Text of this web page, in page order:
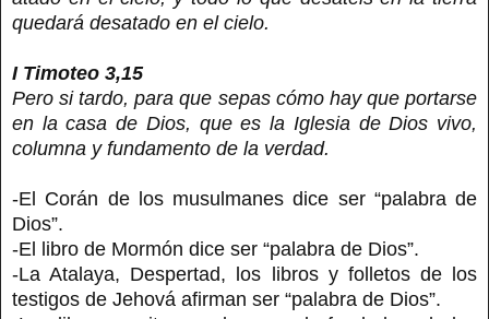
quedará desatado en el cielo.
I Timoteo 3,15
Pero si tardo, para que sepas cómo hay que portarse
en la casa de Dios, que es la Iglesia de Dios vivo,
columna y fundamento de la verdad.
-El Corán de los musulmanes dice ser “palabra de
Dios”.
-El libro de Mormón dice ser “palabra de Dios”.
-La Atalaya, Despertad, los libros y folletos de los
testigos de Jehová afirman ser “palabra de Dios”.